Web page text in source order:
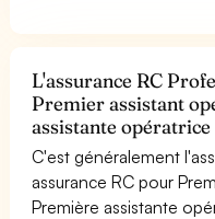
L'assurance RC
Premier assistant
assistante opératrice
C'est généralement
assurance RC pour
Première assistante